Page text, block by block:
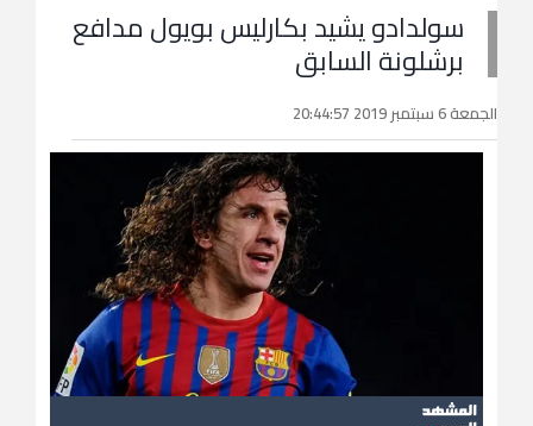
سولدادو يشيد بكارليس بويول مدافع
برشلونة السابق
الجمعة 6 سبتمبر 2019 20:44:57